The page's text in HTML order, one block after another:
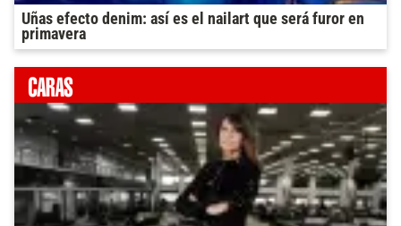
Uñas efecto denim: así es el nailart que será furor en
primavera